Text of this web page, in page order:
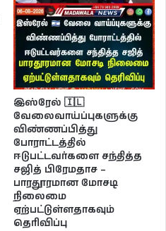
இஸ்ரேல் 🇮🇱
வேலைவாய்ப்புகளுக்கு
விண்ணப்பித்து
போராட்டத்தில்
ஈடுபட்டவர்களை சந்தித்த
சஜித் பிரேமதாச –
பாரதூரமான மோசடி
நிலைமை
ஏற்பட்டுள்ளதாகவும்
தெரிவிப்பு